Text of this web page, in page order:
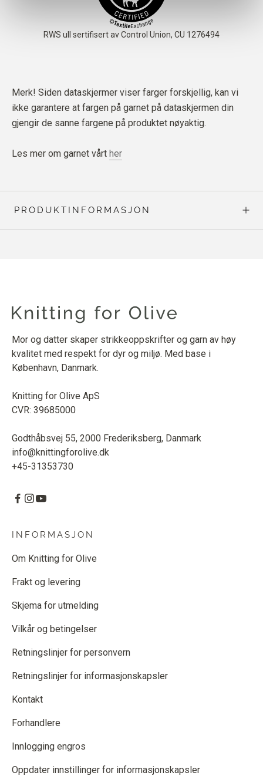
Merk! Siden dataskjermer viser farger forskjellig, kan vi
ikke garantere at fargen på garnet på dataskjermen din
gjengir de sanne fargene på produktet nøyaktig.
Les mer om garnet vårt her
PRODUKTINFORMASJON
Mor og datter skaper strikkeoppskrifter og garn av høy
kvalitet med respekt for dyr og miljø. Med base i
København, Danmark.
Knitting for Olive ApS
CVR: 39685000
Godthåbsvej 55, 2000 Frederiksberg, Danmark
info@knittingforolive.dk
+45-31353730
INFORMASJON
Om Knitting for Olive
Frakt og levering
Skjema for utmelding
Vilkår og betingelser
Retningslinjer for personvern
Retningslinjer for informasjonskapsler
Kontakt
Forhandlere
Innlogging engros
Oppdater innstillinger for informasjonskapsler